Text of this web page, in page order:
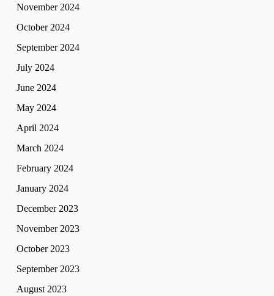
November 2024
October 2024
September 2024
July 2024
June 2024
May 2024
April 2024
March 2024
February 2024
January 2024
December 2023
November 2023
October 2023
September 2023
August 2023